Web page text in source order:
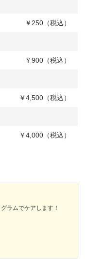
￥250（税込）
￥900（税込）
￥4,500（税込）
￥4,000（税込）
ラムでケアします！